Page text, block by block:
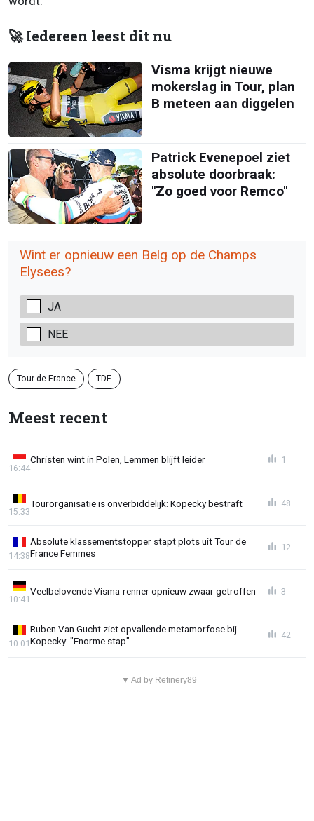
🚀 Iedereen leest dit nu
Visma krijgt nieuwe
mokerslag in Tour, plan
B meteen aan diggelen
Patrick Evenepoel ziet
absolute doorbraak:
"Zo goed voor Remco"
Wint er opnieuw een Belg op de Champs
Elysees?
JA
NEE
Tour de France TDF
Meest recent
Christen wint in Polen, Lemmen blijft leider
16:44
1
Tourorganisatie is onverbiddelijk: Kopecky bestraft
15:33
48
Absolute klassementstopper stapt plots uit Tour de
France Femmes
14:38
12
Veelbelovende Visma-renner opnieuw zwaar getroffen
10:41
3
Ruben Van Gucht ziet opvallende metamorfose bij
Kopecky: "Enorme stap"
10:01
42
▼ Ad by Refinery89